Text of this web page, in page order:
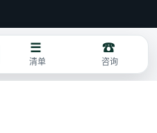
清单 咨询